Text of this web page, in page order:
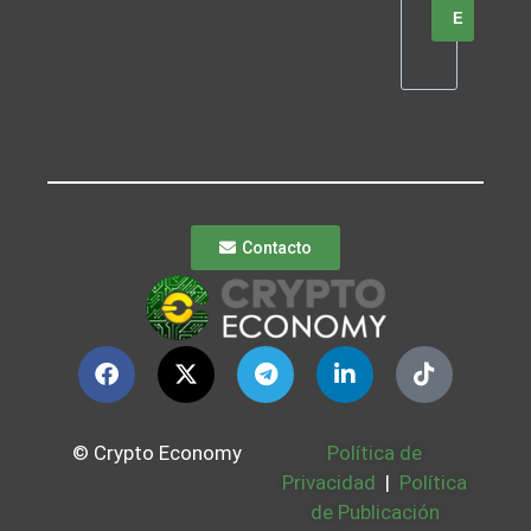
E
Contacto
© Crypto Economy
Política de
Privacidad | Política
de Publicación